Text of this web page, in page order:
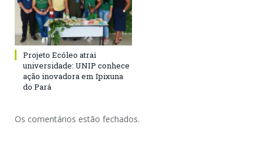
Projeto Ecóleo atrai
universidade: UNIP conhece
ação inovadora em Ipixuna
do Pará
Os comentários estão fechados.